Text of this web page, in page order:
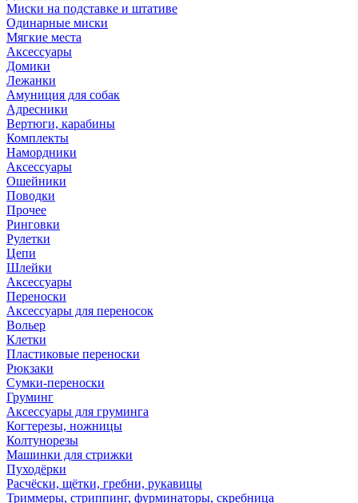
Миски на подставке и штативе
Одинарные миски
Мягкие места
Аксессуары
Домики
Лежанки
Амуниция для собак
Адресники
Вертюги, карабины
Комплекты
Намордники
Аксессуары
Ошейники
Поводки
Прочее
Ринговки
Рулетки
Цепи
Шлейки
Аксессуары
Переноски
Аксессуары для переносок
Вольер
Клетки
Пластиковые переноски
Рюкзаки
Сумки-переноски
Груминг
Аксессуары для груминга
Когтерезы, ножницы
Колтунорезы
Машинки для стрижки
Пуходёрки
Расчёски, щётки, гребни, рукавицы
Триммеры, стриппинг, фурминаторы, скребница